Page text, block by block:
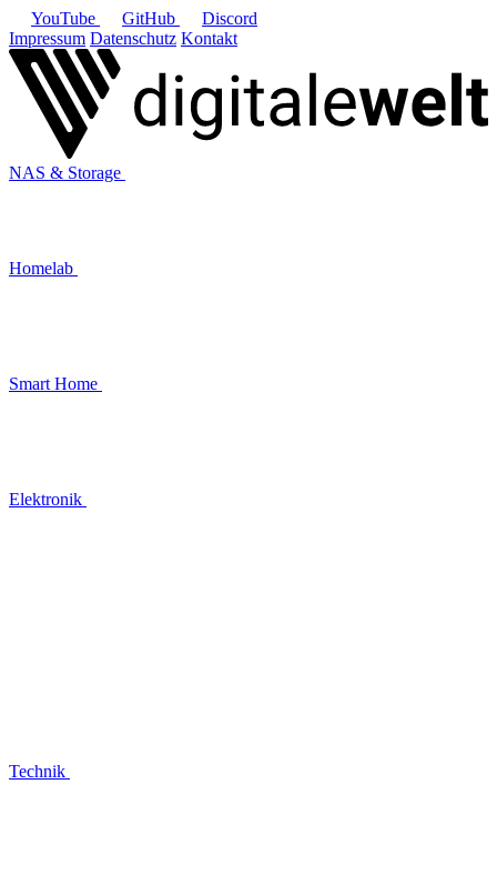
YouTube GitHub
Discord
Impressum Datenschutz Kontakt
NAS & Storage
Homelab
Smart Home
Elektronik
Technik